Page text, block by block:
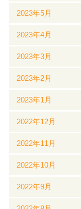
2023年5月
2023年4月
2023年3月
2023年2月
2023年1月
2022年12月
2022年11月
2022年10月
2022年9月